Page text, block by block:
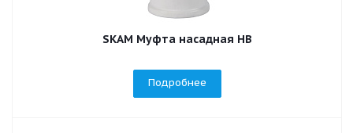
SKAM Муфта насадная НВ
Подробнее